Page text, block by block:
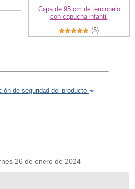
Capa de 95 cm de terciopelo
con capucha infantil
(5)
de seguridad del producto
26 de enero de 2024